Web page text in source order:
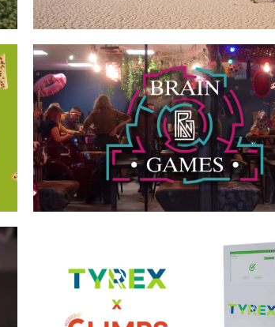
BRAIN GAMES